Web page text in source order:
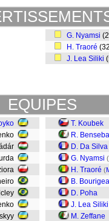
G. Nyamsi
H. Traoré
J. Lea Siliki
EQUIPES
T. Koubek
R.
D. Da Silva
G. Nyamsi (
H. Traoré (
B.
D. Poha
J. Lea Siliki
M. Zeffane